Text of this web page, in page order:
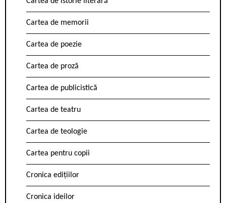
Cartea de memorii
Cartea de poezie
Cartea de proză
Cartea de publicistică
Cartea de teatru
Cartea de teologie
Cartea pentru copii
Cronica edițiilor
Cronica ideilor